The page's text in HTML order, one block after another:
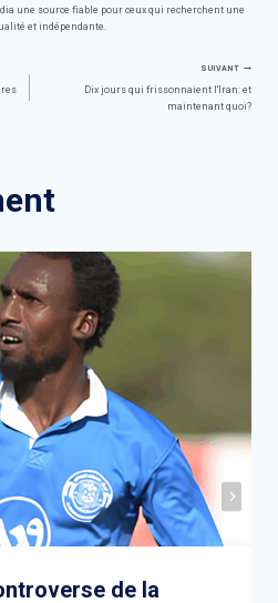
une source fiable pour ceux qui recherchent une
et indépendante.
SUIVANT
Dix jours qui frissonnaient l'Iran: et
maintenant quoi?
de la